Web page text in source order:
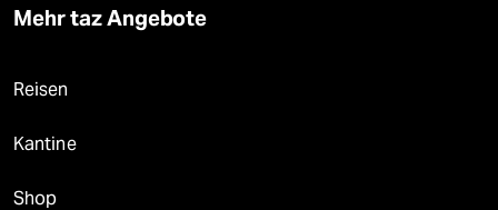
Mehr taz Angebote
Reisen
Kantine
Shop